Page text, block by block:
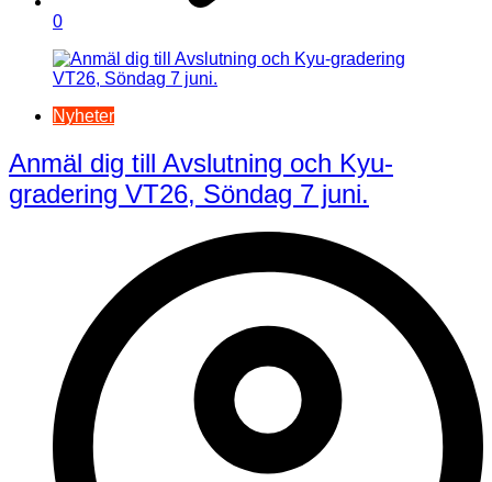
0
Nyheter
Anmäl dig till Avslutning och Kyu-
gradering VT26, Söndag 7 juni.